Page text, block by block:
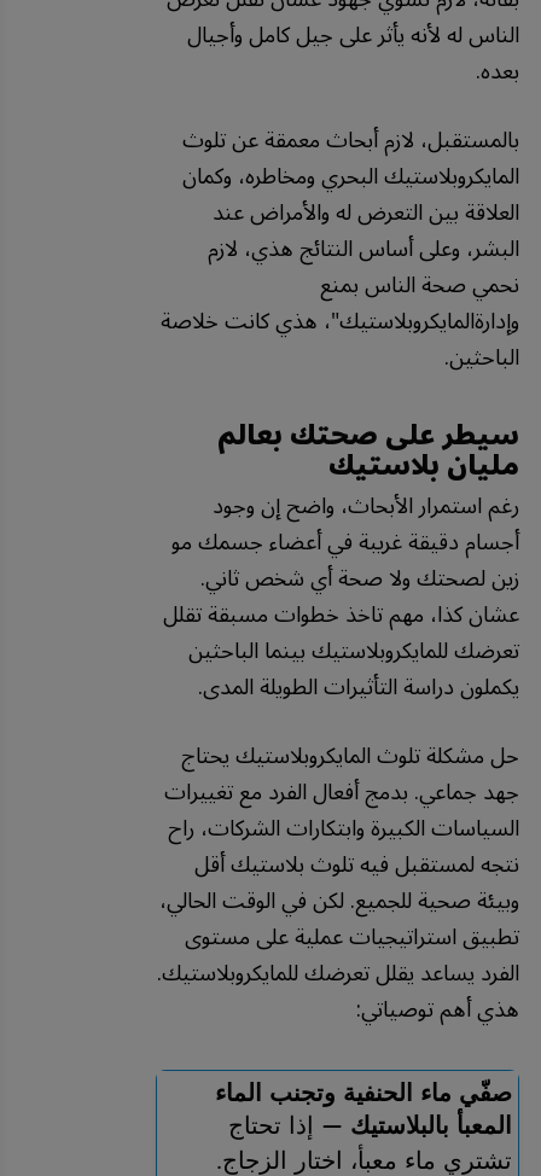
الناسلهلأنهيأثرعلىجيلكاملوأجيال
بعده.
بالمستقبل، لازمأبحاثمعمقةعنتلوث
المايكروبلاستيكالبحريومخاطره، وكمان
العلاقةبينالتعرضلهوالأمراضعند
البشر، وعلىأساسالنتائجهذي، لازم
نحميصحةالناسبمنع
وإدارةالمايكروبلاستيك"، هذي كانت خلاصة
الباحثين.
سيطر على صحتك بعالم
مليان بلاستيك
رغم استمرار الأبحاث، واضح إن وجود
أجسام دقيقة غريبة في أعضاء جسمك مو
زين لصحتك ولا صحة أي شخص ثاني.
عشان كذا، مهم تاخذ خطوات مسبقة تقلل
تعرضك للمايكروبلاستيك بينما الباحثين
يكملون دراسة التأثيرات الطويلة المدى.
حل مشكلة تلوث المايكروبلاستيك يحتاج
جهد جماعي. بدمج أفعال الفرد مع تغييرات
السياسات الكبيرة وابتكارات الشركات، راح
نتجه لمستقبل فيه تلوث بلاستيك أقل
وبيئة صحية للجميع. لكن في الوقت الحالي،
تطبيق استراتيجيات عملية على مستوى
الفرد يساعد يقلل تعرضك للمايكروبلاستيك.
هذي أهم توصياتي:
المعبأ بالبلاستيك —
تشتري ماء معبأ، اختار الزجاج.